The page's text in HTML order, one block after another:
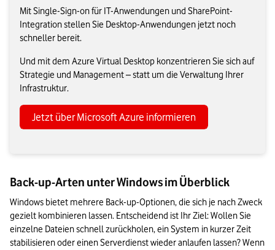
Mit Single-Sign-on für IT-Anwendungen und SharePoint-
Integration stellen Sie Desktop-Anwendungen jetzt noch
schneller bereit.
Und mit dem Azure Virtual Desktop konzentrieren Sie sich auf
Strategie und Management – statt um die Verwaltung Ihrer
Infrastruktur.
Jetzt über Microsoft Azure informieren
Back-up-Arten unter Windows im Überblick
Windows bietet mehrere Back-up-Optionen, die sich je nach Zweck
gezielt kombinieren lassen. Entscheidend ist Ihr Ziel: Wollen Sie
einzelne Dateien schnell zurückholen, ein System in kurzer Zeit
stabilisieren oder einen Serverdienst wieder anlaufen lassen? Wenn